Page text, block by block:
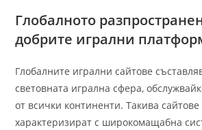
Глобалното
добрите игрални
Глобалните игрални сайтове
световната игрална сфера,
от всички континенти. Такива сайтове
характеризират с широкомащабна